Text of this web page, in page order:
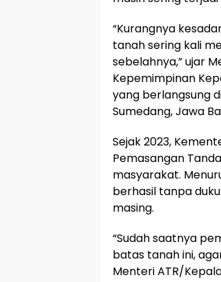
“Kurangnya
tanah sering kali
sebelahnya,” ujar
Kepemimpinan
yang berlangsung
Sumedang, Jawa
Sejak 2023,
Pemasangan
masyarakat.
berhasil tanpa
masing.
“Sudah saatnya
batas tanah ini,
Menteri ATR/Kepala